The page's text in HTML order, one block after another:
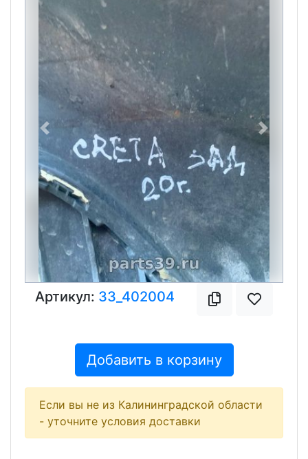
Previous Next
Артикул: 33_402004
Добавить в корзину
Если вы не из Калининградской области
- уточните условия доставки